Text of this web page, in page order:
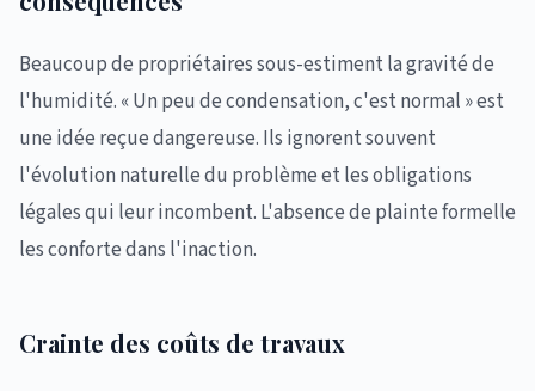
Beaucoup de propriétaires sous-estiment la gravité de
l'humidité. « Un peu de condensation, c'est normal » est
une idée reçue dangereuse. Ils ignorent souvent
l'évolution naturelle du problème et les obligations
légales qui leur incombent. L'absence de plainte formelle
les conforte dans l'inaction.
Crainte des coûts de travaux